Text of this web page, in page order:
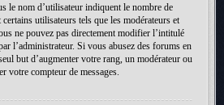
le nom d’utilisateur indiquent le nombre de
utilisateurs tels que les modérateurs et
ne pouvez pas directement modifier l’intitulé
l’administrateur. Si vous abusez des forums en
but d’augmenter votre rang, un modérateur ou
votre compteur de messages.